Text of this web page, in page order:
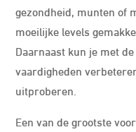
gezondheid, munten of
moeilijke levels
Daarnaast kun je met
vaardigheden
uitproberen.
Een van de grootste